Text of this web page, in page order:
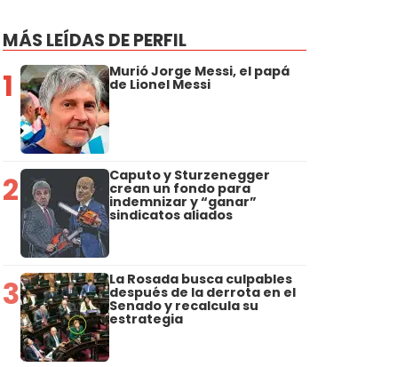
MÁS LEÍDAS DE PERFIL
1 Murió Jorge Messi, el papá
de Lionel Messi
2 Caputo y Sturzenegger
crean un fondo para
indemnizar y “ganar”
sindicatos aliados
3 La Rosada busca culpables
después de la derrota en el
Senado y recalcula su
estrategia